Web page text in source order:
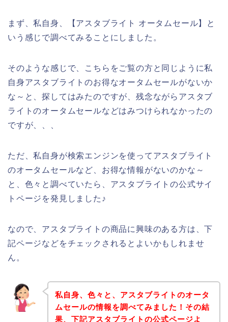
まず、私自身、【アスタブライト オータムセール】と
いう感じで調べてみることにしました。
そのような感じで、こちらをご覧の方と同じように私
自身アスタブライトのお得なオータムセールがないか
な～と、探してはみたのですが、残念ながらアスタブ
ライトのオータムセールなどはみつけられなかったの
ですが、、、
ただ、私自身が検索エンジンを使ってアスタブライト
のオータムセールなど、お得な情報がないのかな～
と、色々と調べていたら、アスタブライトの公式サイ
トページを発見しました♪
なので、アスタブライトの商品に興味のある方は、下
記ページなどをチェックされるとよいかもしれませ
ん。
私自身、色々と、アスタブライトのオータ
ムセールの情報を調べてみました！その結
果、下記アスタブライトの公式ページよ